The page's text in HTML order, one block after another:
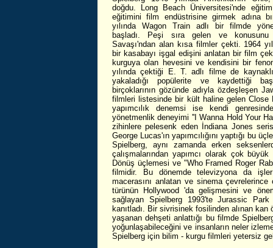
doğdu. Long Beach Üniversitesi'nde
eğitimini film endüstrisine girmek adına
yılında Wagon Train adlı bir filmde
başladı. Peşi sıra gelen ve
Savaşı'ndan alan kısa filmler çekti. 1964
bir kasabayı işgal edişini anlatan bir film
kurguya olan hevesini ve kendisini bir
yılında çektiği E. T. adlı filme de
yakaladığı popülerite ve kaydettiği
birçoklarının gözünde adıyla özdeşleşen
filmleri listesinde bir kült haline gelen
yapımcılık denemsi ise kendi
yönetmenlik deneyimi ''I Wanna Hold Your
zihinlere pelesenk eden İndiana Jones
George Lucas'ın yapımcılığını yaptığı bu
Spielberg, aynı zamanda erken
çalışmalarından yapımcı olarak çok
Dönüş üçlemesi ve "Who Framed Roger
filmidir. Bu dönemde televizyona da
macerasını anlatan ve sinema
türünün Hollywood 'da gelişmesini ve
sağlayan Spielberg 1993'te Jurassic
kanıtladı. Bir sivrisinek fosilinden alınan
yaşanan dehşeti anlattığı bu filmde
yoğunlaşabileceğini ve insanların neler
Spielberg için bilim - kurgu filmleri yetersiz